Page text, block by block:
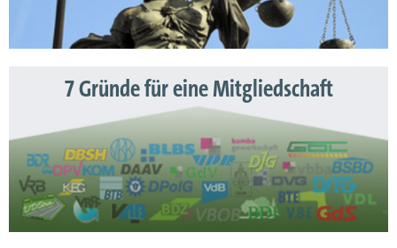
7 Gründe für eine Mitgliedschaft